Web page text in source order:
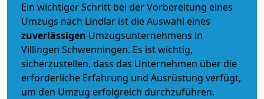
Ein wichtiger Schritt bei der Vorbereitung eines
Umzugs nach Lindlar ist die Auswahl eines
zuverlässigen Umzugsunternehmens in
Villingen Schwenningen. Es ist wichtig,
sicherzustellen, dass das Unternehmen über die
erforderliche Erfahrung und Ausrüstung verfügt,
um den Umzug erfolgreich durchzuführen.